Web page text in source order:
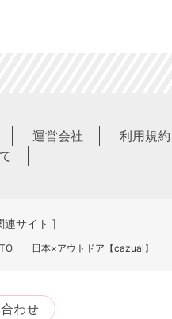
運営会社 利用規約
連サイト ]
日本×アウトドア【cazual】
わせ